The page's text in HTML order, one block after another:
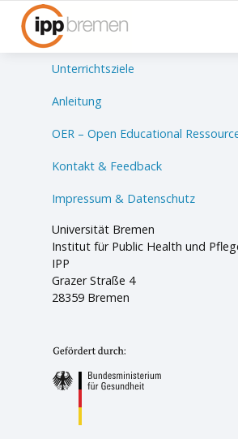
Lernsituationen
Unterrichtsziele
Anleitung
OER – Open Educational
Kontakt & Feedback
Impressum & Datenschutz
Universität Bremen
Institut für Public Health und
IPP
Grazer Straße 4
28359 Bremen